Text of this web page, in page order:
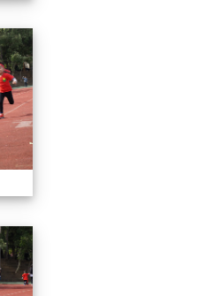
1091024運動會
1091024運動會